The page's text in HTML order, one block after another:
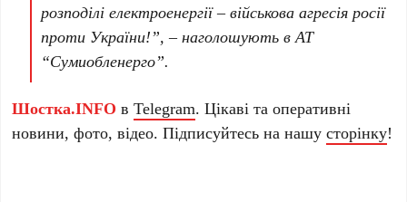
розподілі електроенергії – військова агресія росії
проти України!”, – наголошують в АТ
“Сумиобленерго”.
Шостка.INFO вTelegram. Цікаві та оперативні
новини, фото, відео. Підписуйтесь на нашусторінку!